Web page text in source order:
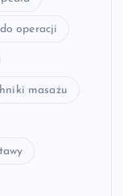
operacji
masażu